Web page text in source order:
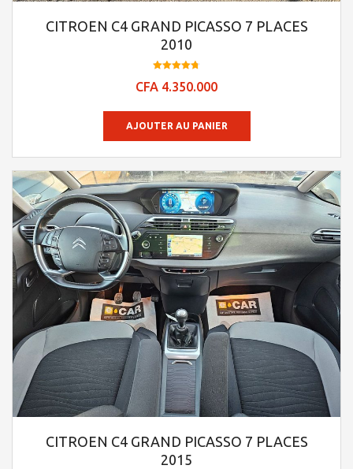
CITROEN C4 GRAND PICASSO 7 PLACES
2010
4.73
CFA 4.350.000
AJOUTER AU PANIER
CITROEN C4 GRAND PICASSO 7 PLACES
2015